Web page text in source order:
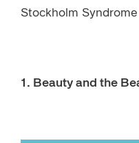
Stockholm
1. Beauty and the